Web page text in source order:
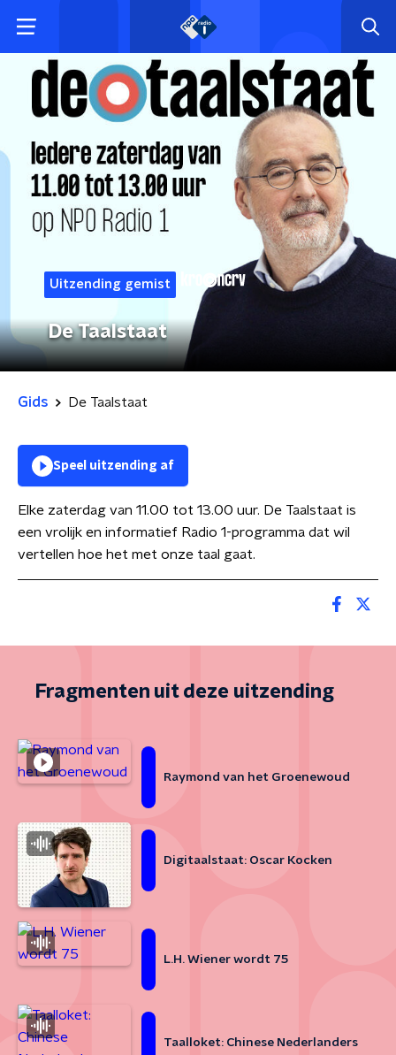
Uitzending gemist
De Taalstaat
Gids De Taalstaat
Speel uitzending af
Elke zaterdag van 11.00 tot 13.00 uur. De Taalstaat is
een vrolijk en informatief Radio 1-programma dat wil
vertellen hoe het met onze taal gaat.
Fragmenten uit deze uitzending
Raymond van het Groenewoud
Digitaalstaat: Oscar Kocken
L.H. Wiener wordt 75
Taalloket: Chinese Nederlanders